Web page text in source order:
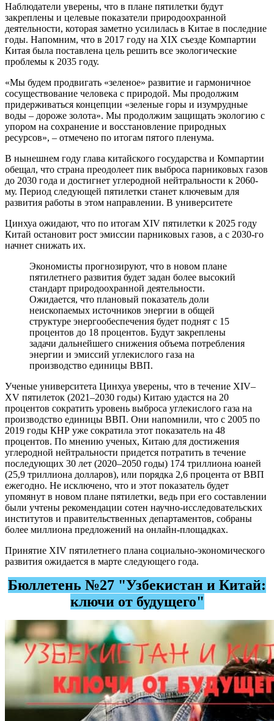
Наблюдатели уверены, что в плане пятилетки будут
закреплены и целевые показатели природоохранной
деятельности, которая заметно усилилась в Китае в последние
годы. Напомним, что в 2017 году на XIX съезде Компартии
Китая была поставлена цель решить все экологические
проблемы к 2035 году.
«Мы будем продвигать «зеленое» развитие и гармоничное
сосуществование человека с природой. Мы продолжим
придерживаться концепции «зеленые горы и изумрудные
воды – дороже золота». Мы продолжим защищать экологию с
упором на сохранение и восстановление природных
ресурсов», – отмечено по итогам пятого пленума.
В нынешнем году глава китайского государства и Компартии
обещал, что страна преодолеет пик выброса парниковых газов
до 2030 года и достигнет углеродной нейтральности к 2060-
му. Период следующей пятилетки станет ключевым для
развития работы в этом направлении. В университете
Цинхуа ожидают, что по итогам XIV пятилетки к 2025 году
Китай остановит рост эмиссии парниковых газов, а с 2030-го
начнет снижать их.
Экономисты прогнозируют, что в новом плане
пятилетнего развития будет задан более высокий
стандарт природоохранной деятельности.
Ожидается, что плановый показатель доли
неископаемых источников энергии в общей
структуре энергообеспечения будет поднят с 15
процентов до 18 процентов. Будут закреплены
задачи дальнейшего снижения объема потребления
энергии и эмиссий углекислого газа на
производство единицы ВВП.
Ученые университета Цинхуа уверены, что в течение XIV–
XV пятилеток (2021–2030 годы) Китаю удастся на 20
процентов сократить уровень выброса углекислого газа на
производство единицы ВВП. Они напомнили, что с 2005 по
2019 годы КНР уже сократила этот показатель на 48
процентов. По мнению ученых, Китаю для достижения
углеродной нейтральности придется потратить в течение
последующих 30 лет (2020–2050 годы) 174 триллиона юаней
(25,9 триллиона долларов), или порядка 2,6 процента от ВВП
ежегодно. Не исключено, что и этот показатель будет
упомянут в новом плане пятилетки, ведь при его составлении
были учтены рекомендации сотен научно-исследовательских
институтов и правительственных департаментов, собраны
более миллиона предложений на онлайн-площадках.
Принятие XIV пятилетнего плана социально-экономического
развития ожидается в марте следующего года.
Бюллетень №27 "Узбекистан и Китай:
ключи от будущего"